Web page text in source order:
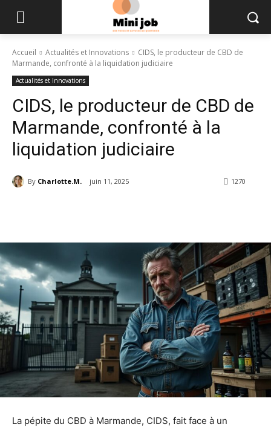
Accueil Actualités et Innovations
CIDS, le producteur de CBD de
Marmande, confronté à la liquidation judiciaire
Actualités et Innovations
CIDS, le producteur de CBD de
Marmande, confronté à la
liquidation judiciaire
By Charlotte.M. juin 11, 2025 1270
La pépite du CBD à Marmande, CIDS, fait face à un